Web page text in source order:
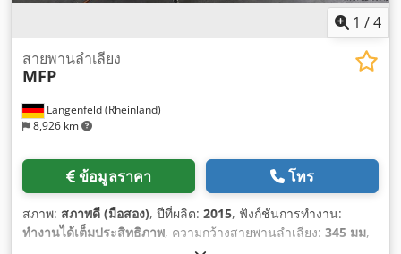
1 /4
Langenfeld (Rheinland)
8,926 km
สายพานลำเลียง
MFP
ข้อมูลราคา โทร
สภาพ: สภาพดี (มือสอง), ปีที่ผลิต: 2015, ฟังก์ชันการทำงาน:
ทำงานได้เต็มประสิทธิภาพ, ความกว้างสายพานลำเลียง: 345 มม,